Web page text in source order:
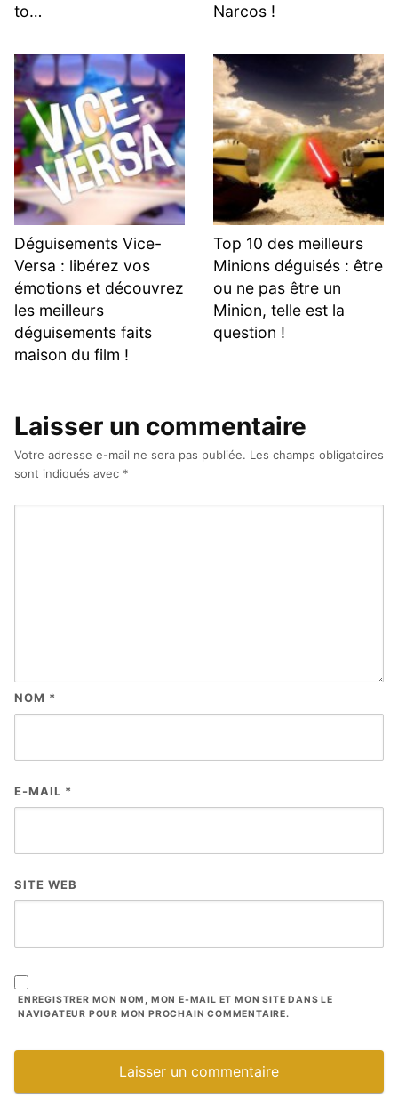
to…
Narcos !
Déguisements Vice-
Versa : libérez vos
émotions et découvrez
les meilleurs
déguisements faits
maison du film !
Top 10 des meilleurs
Minions déguisés : être
ou ne pas être un
Minion, telle est la
question !
Laisser un commentaire
Votre adresse e-mail ne sera pas publiée. Les champs obligatoires
sont indiqués avec *
NOM *
E-MAIL *
SITE WEB
ENREGISTRER MON NOM, MON E-MAIL ET MON SITE DANS LE
NAVIGATEUR POUR MON PROCHAIN COMMENTAIRE.